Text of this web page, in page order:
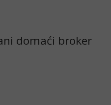
domaći broker